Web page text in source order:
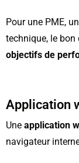
Pour une PME,
technique, le bon
objectifs de
Application
Une application
navigateur